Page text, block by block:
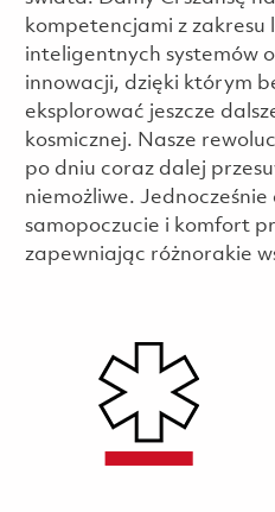
kompetencjami z
inteligentnych systemów
innowacji, dzięki którym
eksplorować jeszcze
kosmicznej. Nasze
po dniu coraz dalej
niemożliwe.
samopoczucie i komfort
zapewniając różnorakie